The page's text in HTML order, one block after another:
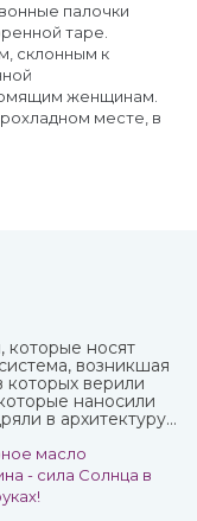
палочки
таре.
склонным к
женщинам.
месте, в
которые носят
возникшая
которых верили
наносили
в архитектуру
защиты от
войн и
делах и т.п.